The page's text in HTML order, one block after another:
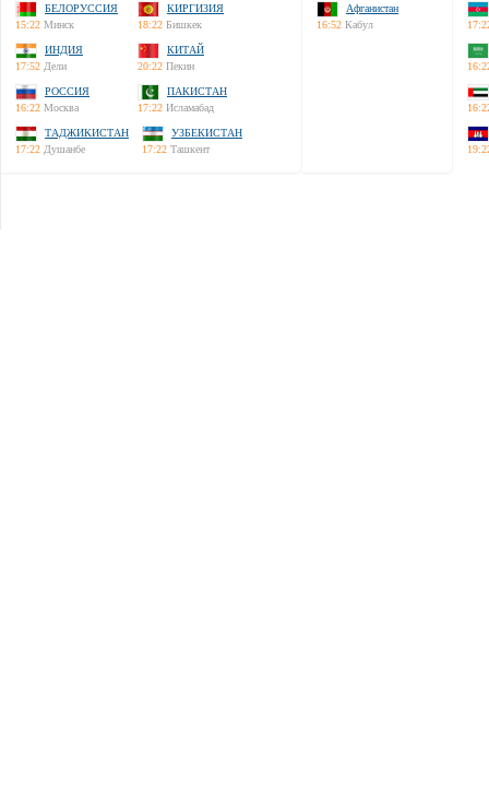
БЕЛОРУССИЯ
15:22 Минск
КИРГИЗИЯ
18:22 Бишкек
ИНДИЯ
17:52 Дели
КИТАЙ
20:22 Пекин
РОССИЯ
16:22 Москва
ПАКИСТАН
17:22 Исламабад
ТАДЖИКИСТАН
17:22 Душанбе
УЗБЕКИСТАН
17:22 Ташкент
Афганистан
16:52 Кабул